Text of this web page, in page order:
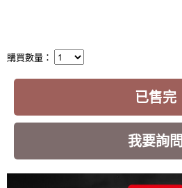
購買數量：
已售完
我要詢問